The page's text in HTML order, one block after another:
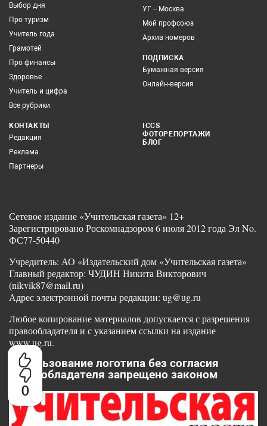
0
Выбор дня
Про туризм
Учитель года
Грамотей
Про финансы
Здоровье
Учитель и цифра
Все рубрики
УГ – Москва
Мой профсоюз
Архив номеров
ПОДПИСКА
Бумажная версия
Онлайн-версия
КОНТАКТЫ
Редакция
Реклама
Партнеры
ICCS
ФОТОРЕПОРТАЖИ
БЛОГ
Сетевое издание «Учительская газета» 12+
Зарегистрировано Роскомнадзором 6 июля 2012 года Эл No.
ФС77-50440
Учредитель: АО «Издательский дом «Учительская газета»
Главный редактор: ЧУДИН Никита Викторович
(nikvik87@mail.ru)
Адрес электронной почты редакции: ug@ug.ru
Любое копирование материалов допускается с разрешения
правообладателя и с указанием ссылки на издание
www.ug.ru.
Использование логотипа без согласия
правообладателя запрещено законом